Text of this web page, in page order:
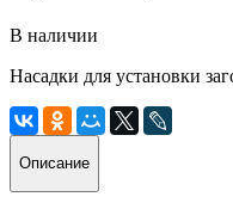
В наличии
Насадки для установки
Описание